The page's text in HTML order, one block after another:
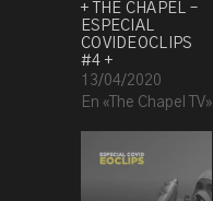
+ THE CHAPEL –
ESPECIAL
COVIDEOCLIPS
#4 +
13/04/2020
En «The Chapel TV»